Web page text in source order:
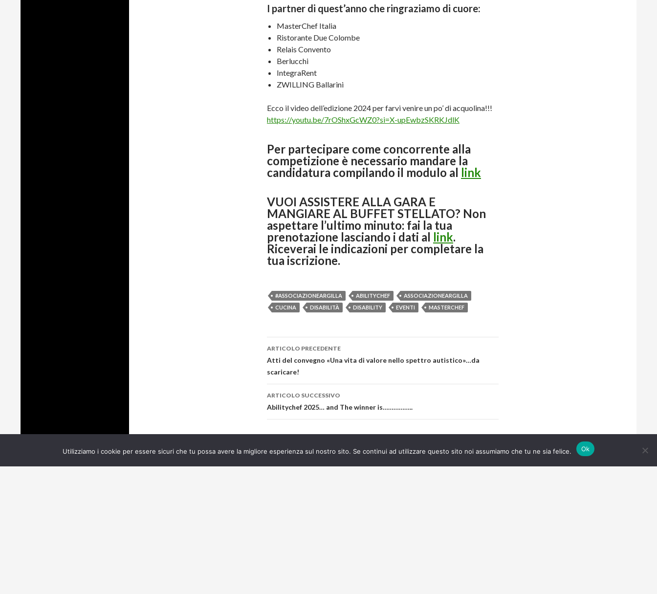
I partner di quest’anno che ringraziamo di cuore:
MasterChef Italia
Ristorante Due Colombe
Relais Convento
Berlucchi
IntegraRent
ZWILLING Ballarini
Ecco il video dell’edizione 2024 per farvi venire un po’ di acquolina!!!
https://youtu.be/7rOShxGcWZ0?si=X-upEwbzSKRKJdlK
Per partecipare come concorrente alla
competizione è necessario mandare la
candidatura compilando il modulo al link
VUOI ASSISTERE ALLA GARA E
MANGIARE AL BUFFET STELLATO? Non
aspettare l’ultimo minuto: fai la tua
prenotazione lasciando i dati al link.
Riceverai le indicazioni per completare la
tua iscrizione.
#ASSOCIAZIONEARGILLA ABILITYCHEF
ASSOCIAZIONEARGILLA
CUCINA
DISABILITÀ DISABILITY EVENTI MASTERCHEF
Navigazione
articolo
ARTICOLO PRECEDENTE
Atti del convegno «Una vita di valore nello spettro autistico»…da
scaricare!
ARTICOLO SUCCESSIVO
Abilitychef 2025… and The winner is……………..
Utilizziamo i cookie per essere sicuri che tu possa avere la migliore esperienza sul nostro sito. Se continui ad utilizzare questo sito noi assumiamo che tu ne sia felice. Ok